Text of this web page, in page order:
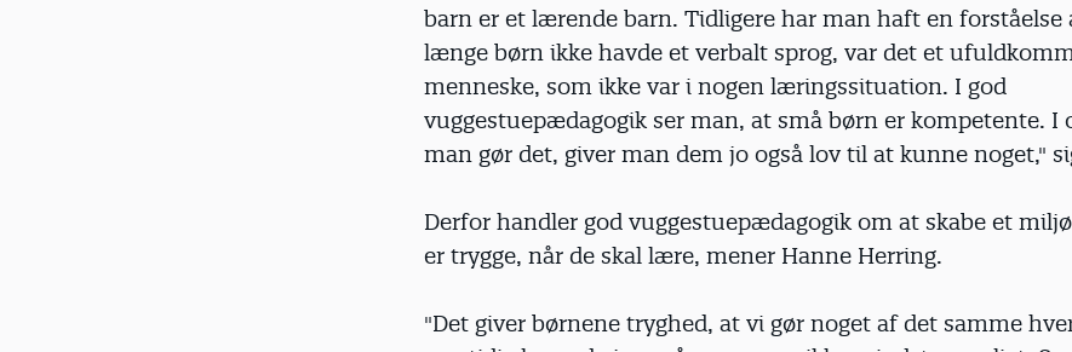
barn er et lærende barn. Tidligere har man haft en forståelse
længe børn ikke havde et verbalt sprog, var det et
menneske, som ikke var i nogen læringssituation. I god
vuggestuepædagogik ser man, at små børn er kompetente. I
man gør det, giver man dem jo også lov til at kunne noget,"
Derfor handler god vuggestuepædagogik om at skabe et
er trygge, når de skal lære, mener Hanne Herring.
"Det giver børnene tryghed, at vi gør noget af det samme